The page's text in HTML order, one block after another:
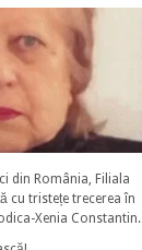
din România, Filiala
cu tristețe trecerea în
Xenia Constantin.